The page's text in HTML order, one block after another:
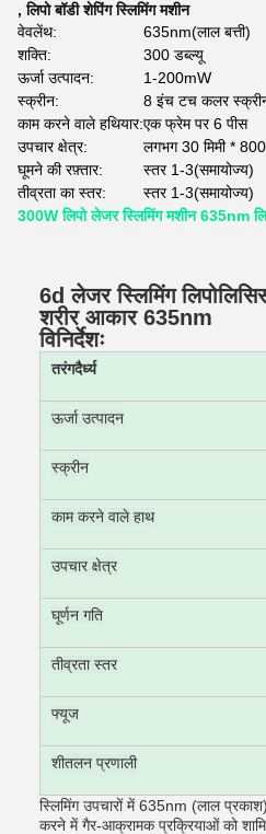
,लिपो बॉडी शेपिंग स्लिमिंग मशीन
वेवलेंथ:
635nm(लाल बत्ती)
शक्ति:
300 डब्ल्यू
ऊर्जा उत्पादन:
1-200mW
स्क्रीन:
8 इंच टच कलर
काम करने वाले हथियार:एक फ्रेम पर 6 पीस
उपचार क्षेत्र:
लगभग 30 मिमी * 800
घूमने की रफ़्तार:
स्तर 1-3(समायोज्य)
तीव्रता का स्तर:
स्तर 1-3(समायोज्य)
300W लिपो लेजर स्लिमिंग मशीन 635nm
6d लेजर स्लिमिंग
शरीर आकार 635nm
विनिर्देशः
तरंगदैर्ध्य
ऊर्जा उत्पादन
स्क्रीन
काम करने वाले हाथ
उपचार क्षेत्र
घूर्णन गति
तीव्रता स्तर
फ्यूज
शीतलन प्रणाली
स्लिमिंग उपचारों में 635nm (लाल
करने में गैर-आक्रामक प्रक्रियाओं को